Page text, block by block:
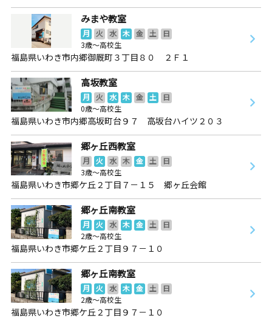
みまや教室
月 火 水 木 金 土
日
3歳～高校生
福島県いわき市内郷御厩町３丁目８０ ２Ｆ１
高坂教室
月 火 水 木 金 土
日
0歳～高校生
福島県いわき市内郷高坂町台９７ 高坂台ハイツ２０３
郷ヶ丘西教室
月 火 水 木 金 土
日
3歳～高校生
福島県いわき市郷ケ丘２丁目７－１５ 郷ヶ丘会館
郷ヶ丘南教室
月 火 水 木 金 土
日
2歳～高校生
福島県いわき市郷ケ丘２丁目９７－１０
郷ヶ丘南教室
月 火 水 木 金 土
日
2歳～高校生
福島県いわき市郷ケ丘２丁目９７－１０